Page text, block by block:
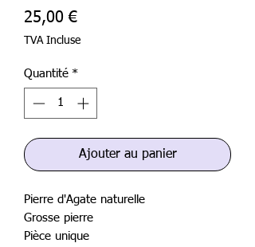
25,00 €Prix
TVA Incluse
Quantité *
Ajouter au panier
Pierre d'Agate naturelle
Grosse pierre
Pièce unique